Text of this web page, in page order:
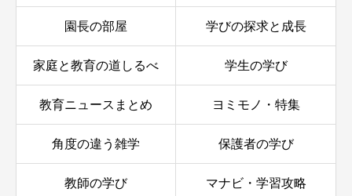
園長の部屋 学びの探求と成長
家庭と教育の道しるべ 学生の学び
教育ニュースまとめ ヨミモノ・特集
角度の違う雑学 保護者の学び
教師の学び マナビ・学習攻略